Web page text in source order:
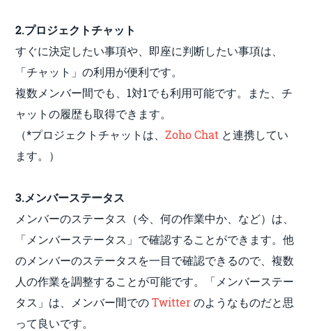
2.プロジェクトチャット
すぐに決定したい事項や、即座に判断したい事項は、
「チャット」の利用が便利です。
複数メンバー間でも、1対1でも利用可能です。また、チ
ャットの履歴も取得できます。
（*プロジェクトチャットは、Zoho Chat と連携してい
ます。）
3.メンバーステータス
メンバーのステータス（今、何の作業中か、など）は、
「メンバーステータス」で確認することができます。他
のメンバーのステータスを一目で確認できるので、複数
人の作業を調整することが可能です。「メンバーステー
タス」は、メンバー間でのTwitterのようなものだと思
って良いです。